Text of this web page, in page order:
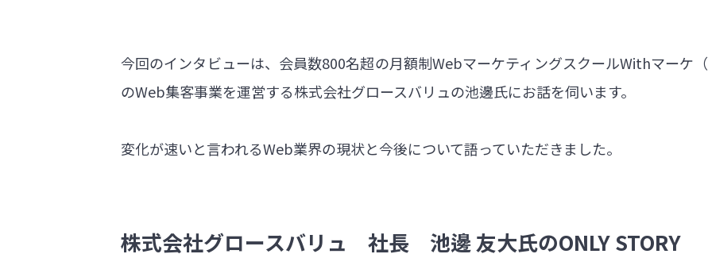
今回のインタビューは、会員数800名超の月額制WebマーケティングスクールWithマーケ（
のWeb集客事業を運営する株式会社グロースバリュの池邊氏にお話を伺います。
変化が速いと言われるWeb業界の現状と今後について語っていただきました。
株式会社グロースバリュ 社長 池邊 友大氏のONLY STORY